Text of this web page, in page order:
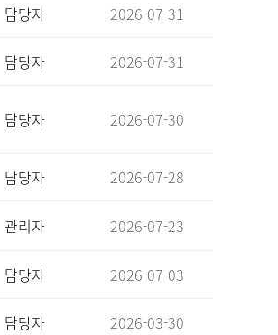
담당자 2026-07-31
담당자 2026-07-31
담당자 2026-07-30
담당자 2026-07-28
관리자 2026-07-23
담당자 2026-07-03
담당자 2026-03-30